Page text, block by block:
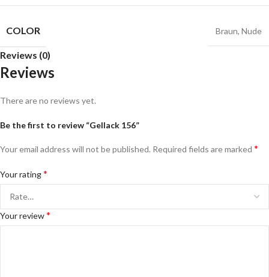
COLOR Braun, Nude
Reviews (0)
Reviews
There are no reviews yet.
Be the first to review “Gellack 156”
Your email address will not be published. Required fields are marked *
Your rating*
Your review*